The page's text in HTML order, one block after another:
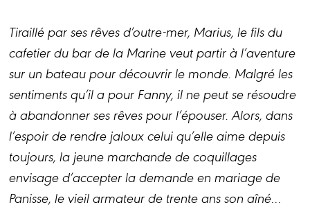
Tiraillé par ses rêves d’outre-mer, Marius, le fils du
cafetier du bar de la Marine veut partir à l’aventure
sur un bateau pour découvrir le monde. Malgré les
sentiments qu’il a pour Fanny, il ne peut se résoudre
à abandonner ses rêves pour l’épouser. Alors, dans
l’espoir de rendre jaloux celui qu’elle aime depuis
toujours, la jeune marchande de coquillages
envisage d’accepter la demande en mariage de
Panisse, le vieil armateur de trente ans son aîné…